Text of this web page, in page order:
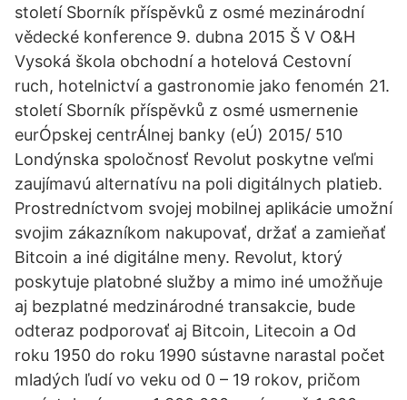
století Sborník příspěvků z osmé mezinárodní
vědecké konference 9. dubna 2015 Š V O&H
Vysoká škola obchodní a hotelová Cestovní
ruch, hotelnictví a gastronomie jako fenomén 21.
století Sborník příspěvků z osmé usmernenie
eurÓpskej centrÁlnej banky (eÚ) 2015/ 510
Londýnska spoločnosť Revolut poskytne veľmi
zaujímavú alternatívu na poli digitálnych platieb.
Prostredníctvom svojej mobilnej aplikácie umožní
svojim zákazníkom nakupovať, držať a zamieňať
Bitcoin a iné digitálne meny. Revolut, ktorý
poskytuje platobné služby a mimo iné umožňuje
aj bezplatné medzinárodné transakcie, bude
odteraz podporovať aj Bitcoin, Litecoin a Od
roku 1950 do roku 1990 sústavne narastal počet
mladých ľudí vo veku od 0 – 19 rokov, pričom